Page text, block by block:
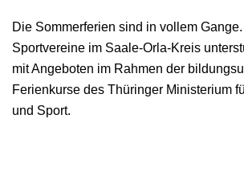
Die Sommerferien sind in vollem
Sportvereine im Saale-Orla-Kreis
mit Angeboten im Rahmen der
Ferienkurse des Thüringer Ministerium
und Sport.